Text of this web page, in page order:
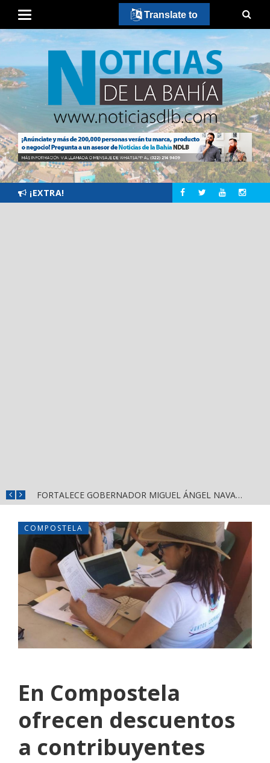
¡EXTRA!
FORTALECE GOBERNADOR MIGUEL ÁNGEL NAVARRO LA COORDINACIÓN CON EL SECTOR EDUCATIVO EN NAYARIT
COMPOSTELA
En Compostela
ofrecen descuentos
a contribuyentes
Translate to